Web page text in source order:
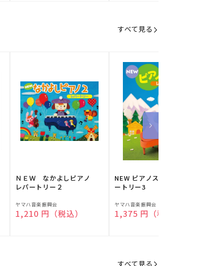
すべて見る
ＮＥＷ なかよしピアノ
レパートリー２
販
売
ヤマハ音楽振興会
通常価格
1,210 円（税込）
NEW ピアノスタディ レパ
ートリー3
販
売
ヤマハ音楽振興会
通常価格
1,375 円（税込）
すべて見る